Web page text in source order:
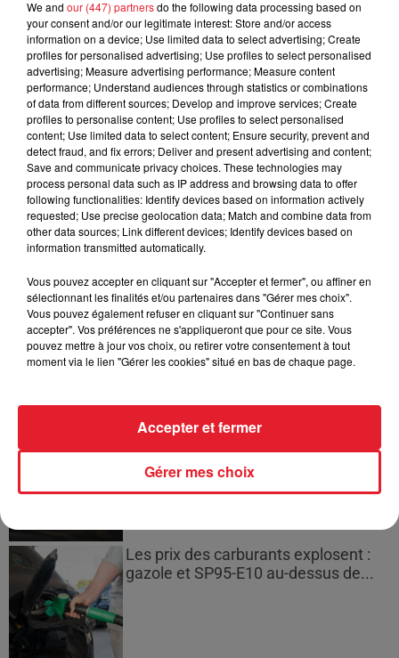
Cassie met fin à une ex-escorte
masculine dans sa bataille...
Des vitres tombent de la tour
Montparnasse : des désaccords
entre...
Incendies en Gironde : encore
plusieurs semaines avant
l'extinction...
Bouches-du-Rhône : les ossements
de deux militaires disparus...
Les prix des carburants explosent :
gazole et SP95-E10 au-dessus de...
We and our (447) partnersdo the following data processing based on
your consent and/or our legitimate interest: Store and/or access
information on a device; Use limited data to select advertising; Create
profiles for personalised advertising; Use profiles to select personalised
advertising; Measure advertising performance; Measure content
performance; Understand audiences through statistics or combinations
of data from different sources; Develop and improve services; Create
profiles to personalise content; Use profiles to select personalised
content; Use limited data to select content; Ensure security, prevent and
detect fraud, and fix errors; Deliver and present advertising and content;
Save and communicate privacy choices. These technologies may
process personal data such as IP address and browsing data to offer
following functionalities: Identify devices based on information actively
requested; Use precise geolocation data; Match and combine data from
other data sources; Link different devices; Identify devices based on
information transmitted automatically.
Vous pouvez accepter en cliquant sur "Accepter et fermer", ou affiner en
sélectionnant les finalités et/ou partenaires dans "Gérer mes choix".
Vous pouvez également refuser en cliquant sur "Continuer sans
accepter". Vos préférences ne s'appliqueront que pour ce site. Vous
pouvez mettre à jour vos choix, ou retirer votre consentement à tout
moment via le lien "Gérer les cookies" situé en bas de chaque page.
Gérer mes choix
Accepter et fermer